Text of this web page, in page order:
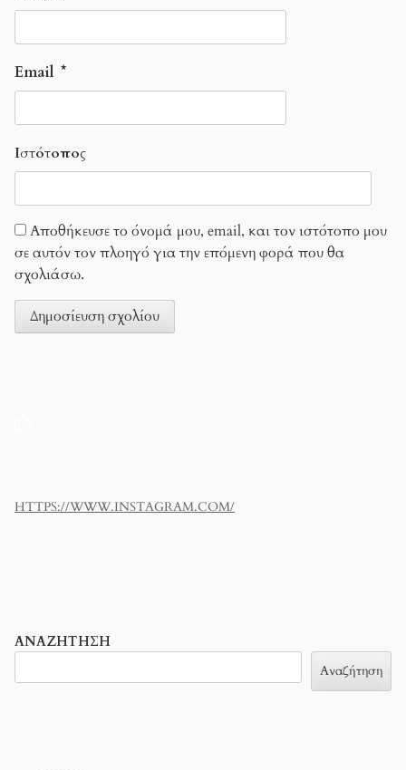
Email *
Ιστότοπος
Αποθήκευσε το όνομά μου, email, και τον ιστότοπο μου
σε αυτόν τον πλοηγό για την επόμενη φορά που θα
σχολιάσω.
HTTPS://WWW.INSTAGRAM.COM/
ΑΝΑΖΉΤΗΣΗ
Αναζήτηση